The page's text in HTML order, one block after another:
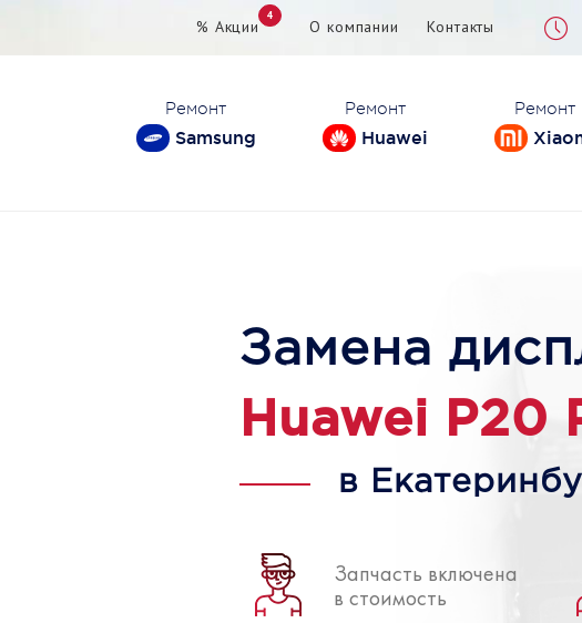
% Акции
4
О компании Контакты
Ремонт
Samsung
Ремонт
Huawei
Ремонт
Замена
Huawei P20
в
Запчасть включена
в стоимость